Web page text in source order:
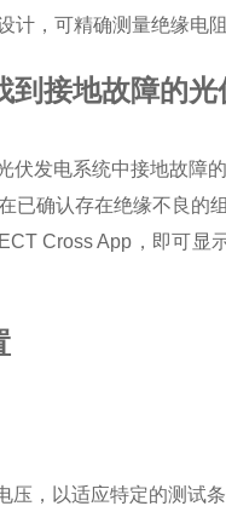
计，可精确测量绝缘电
到接地故障的
发电系统中接地故障的
已确认存在绝缘不良的
Cross App，即可显
压，以适应特定的测试条